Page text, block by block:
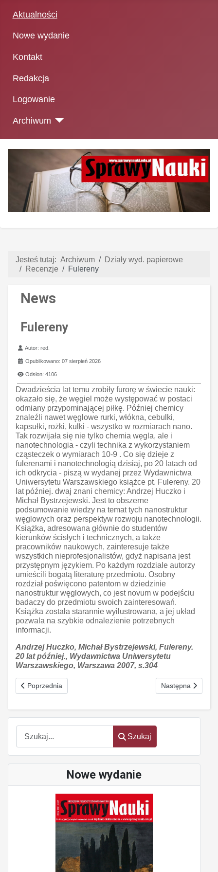
Aktualności
Nowe wydanie
Kontakt
Redakcja
Logowanie
Archiwum
Szukaj
Szukaj
Nowe wydanie
Jesteś tutaj: Archiwum
Działy wyd. papierowe
Recenzje
Fulereny
News
Fulereny
Szczegóły
Autor:red.
Opublikowano: 07 sierpień 2026
Odsłon: 4106
Dwadzieścia lat temu zrobiły furorę w świecie nauki:
okazało się, że węgiel może występować w postaci
odmiany przypominającej piłkę. Później chemicy
znaleźli nawet węglowe rurki, włókna, cebulki,
kapsułki, rożki, kulki - wszystko w rozmiarach nano.
Tak rozwijała się nie tylko chemia węgla, ale i
nanotechnologia - czyli technika z wykorzystaniem
cząsteczek o wymiarach 10-9 . Co się dzieje z
fulerenami i nanotechnologią dzisiaj, po 20 latach od
ich odkrycia - piszą w wydanej przez Wydawnictwa
Uniwersytetu Warszawskiego książce pt. Fulereny. 20
lat później. dwaj znani chemicy: Andrzej Huczko i
Michał Bystrzejewski. Jest to obszerne
podsumowanie wiedzy na temat tych nanostruktur
węglowych oraz perspektyw rozwoju nanotechnologii.
Książka, adresowana głównie do studentów
kierunków ścisłych i technicznych, a także
pracowników naukowych, zainteresuje także
wszystkich nieprofesjonalistów, gdyż napisana jest
przystępnym językiem. Po każdym rozdziale autorzy
umieścili bogatą literaturę przedmiotu. Osobny
rozdział poświęcono patentom w dziedzinie
nanostruktur węglowych, co jest novum w podejściu
badaczy do przedmiotu swoich zainteresowań.
Książka została starannie wyilustrowana, a jej układ
pozwala na szybkie odnalezienie potrzebnych
informacji.
Andrzej Huczko, Michał Bystrzejewski, Fulereny.
20 lat później., Wydawnictwa Uniwersytetu
Warszawskiego, Warszawa 2007, s.304
Poprzednia strona: Czym jest wzornictwo?
Poprzednia Następna strona:
Następna